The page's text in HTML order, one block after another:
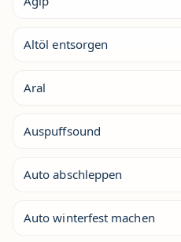
Altöl entsorgen
Aral
Auspuffsound
Auto abschleppen
Auto winterfest machen